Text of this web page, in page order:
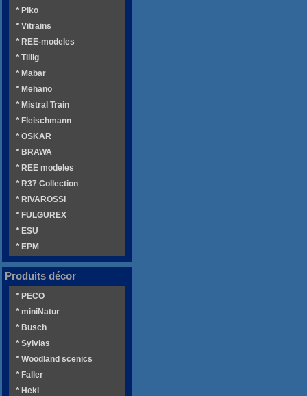
* Piko
* Vitrains
* REE-modeles
* Tillig
* Mabar
* Mehano
* Mistral Train
* Fleischmann
* OSKAR
* BRAWA
* REE modeles
* R37 Collection
* RIVAROSSI
* FULGUREX
* ESU
* EPM
Produits décor
* PECO
* miniNatur
* Busch
* Sylvias
* Woodland scenics
* Faller
* Heki